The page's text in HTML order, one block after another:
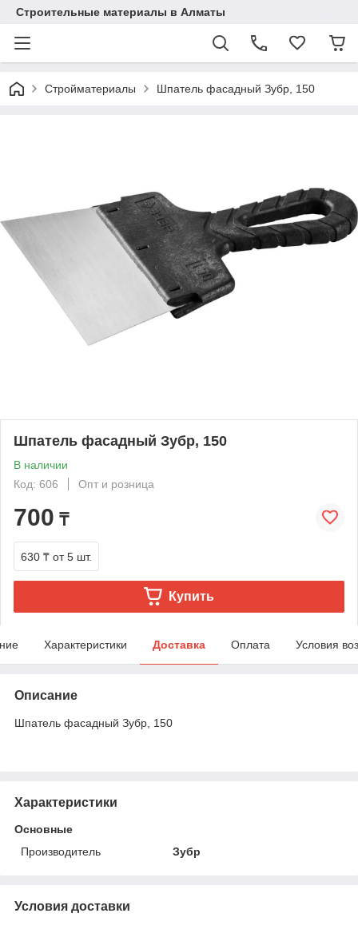
Строительные материалы в Алматы
Стройматериалы Шпатель фасадный Зубр, 150
Шпатель фасадный Зубр, 150
В наличии
Код: 606
Опт и розница
700 ₸
630 ₸ от 5 шт.
Купить
Характеристики Доставка Оплата Условия
Описание
Шпатель фасадный Зубр, 150
Характеристики
Основные
Производитель
Зубр
Условия доставки